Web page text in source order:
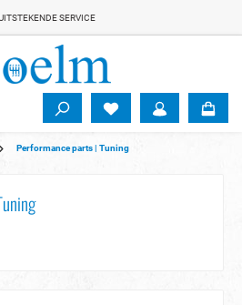
SERVICE
Performance parts | Tuning